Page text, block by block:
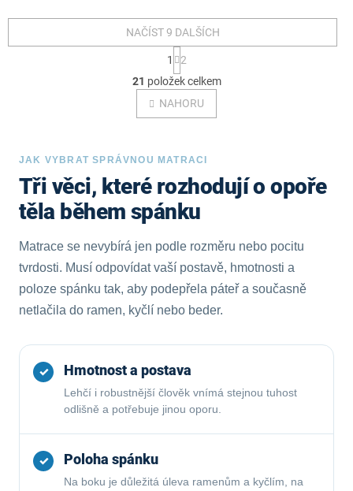
O
v
l
á
c
í
p
r
v
k
y
v
ý
p
i
u
NAČÍST 9 DALŠÍCH
S
t
r
á
n
k
á
í
1
2
21 položek celkem
NAHORU
JAK VYBRAT SPRÁVNOU MATRACI
Tři věci, které rozhodují o opoře
těla během spánku
Matrace se nevybírá jen podle rozměru nebo pocitu
tvrdosti. Musí odpovídat vaší postavě, hmotnosti a
poloze spánku tak, aby podepřela páteř a současně
netlačila do ramen, kyčlí nebo beder.
✓ Hmotnost a postava
Lehčí i robustnější člověk vnímá stejnou tuhost
odlišně a potřebuje jinou oporu.
✓ Poloha spánku
Na boku je důležitá úleva ramenům a kyčlím, na